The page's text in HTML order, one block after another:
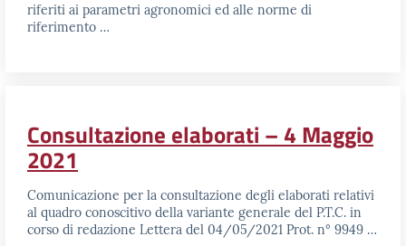
riferiti ai parametri agronomici ed alle norme di
riferimento …
Consultazione elaborati – 4 Maggio
2021
Comunicazione per la consultazione degli elaborati relativi
al quadro conoscitivo della variante generale del P.T.C. in
corso di redazione Lettera del 04/05/2021 Prot. n° 9949 …